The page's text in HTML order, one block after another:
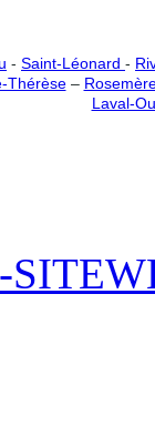
- Saint-Léonard -
Thérèse–
Laval-